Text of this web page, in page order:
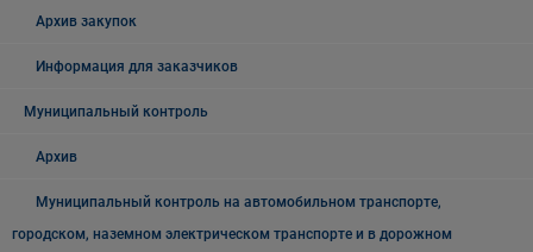
Архив закупок
Информация для заказчиков
Муниципальный контроль
Архив
Муниципальный контроль на автомобильном транспорте,
городском, наземном электрическом транспорте и в дорожном